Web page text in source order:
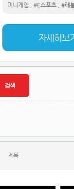
미니게임
#E스포츠 #레
자세히보
제목